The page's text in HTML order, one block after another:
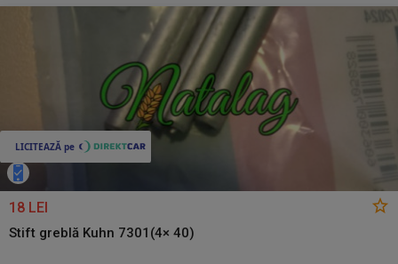
18 LEI
Stift greblă Kuhn 7301(4× 40)